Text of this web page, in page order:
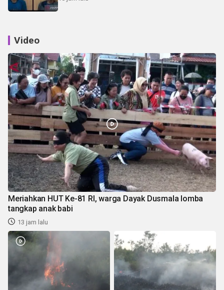
Video
Meriahkan HUT Ke-81 RI, warga Dayak Dusmala lomba
tangkap anak babi
13 jam lalu